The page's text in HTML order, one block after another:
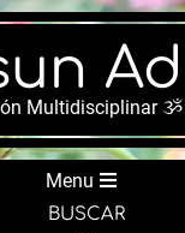
Multidisciplinar ૐ
Menu
BUSCAR